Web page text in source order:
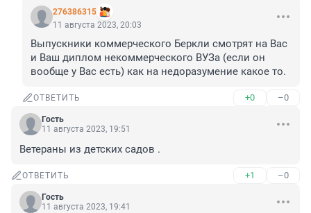
276386315
11 августа 2023, 20:03
Выпускники коммерческого Беркли смотрят на Вас
и Ваш диплом некоммерческого ВУЗа (если он
вообще у Вас есть) как на недоразумение какое то.
ОТВЕТИТЬ +0 –0
Гость
11 августа 2023, 19:51
Ветераны из детских садов .
ОТВЕТИТЬ +1 –0
Гость
11 августа 2023, 19:41